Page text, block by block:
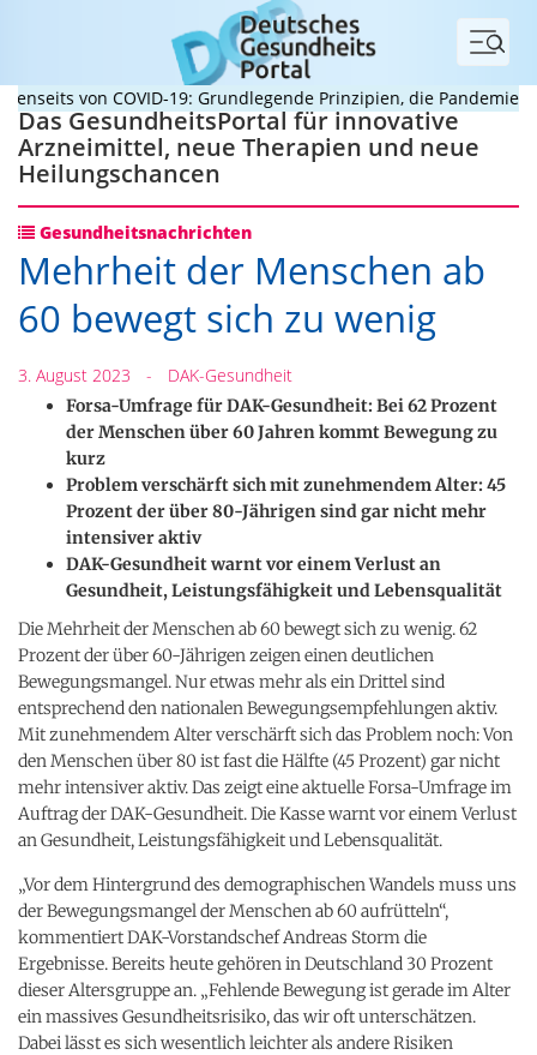
Menü
von COVID-19: Grundlegende Prinzipien, die Pandemien
Das GesundheitsPortal für innovative
Arzneimittel, neue Therapien und neue
Heilungschancen
Gesundheitsnachrichten
Mehrheit der Menschen ab
60 bewegt sich zu wenig
3. August 2023 - DAK-Gesundheit
Forsa-Umfrage für DAK-Gesundheit: Bei 62 Prozent
der Menschen über 60 Jahren kommt Bewegung zu
kurz
Problem verschärft sich mit zunehmendem Alter: 45
Prozent der über 80-Jährigen sind gar nicht mehr
intensiver aktiv
DAK-Gesundheit warnt vor einem Verlust an
Gesundheit, Leistungsfähigkeit und Lebensqualität
Die Mehrheit der Menschen ab 60 bewegt sich zu wenig. 62
Prozent der über 60-Jährigen zeigen einen deutlichen
Bewegungsmangel. Nur etwas mehr als ein Drittel sind
entsprechend den nationalen Bewegungsempfehlungen aktiv.
Mit zunehmendem Alter verschärft sich das Problem noch: Von
den Menschen über 80 ist fast die Hälfte (45 Prozent) gar nicht
mehr intensiver aktiv. Das zeigt eine aktuelle Forsa-Umfrage im
Auftrag der DAK-Gesundheit. Die Kasse warnt vor einem Verlust
an Gesundheit, Leistungsfähigkeit und Lebensqualität.
„Vor dem Hintergrund des demographischen Wandels muss uns
der Bewegungsmangel der Menschen ab 60 aufrütteln“,
kommentiert DAK-Vorstandschef Andreas Storm die
Ergebnisse. Bereits heute gehören in Deutschland 30 Prozent
dieser Altersgruppe an. „Fehlende Bewegung ist gerade im Alter
ein massives Gesundheitsrisiko, das wir oft unterschätzen.
Dabei lässt es sich wesentlich leichter als andere Risiken